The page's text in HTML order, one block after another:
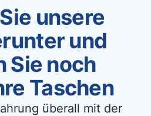
unsere
und
Sie noch
Taschen
überall mit der